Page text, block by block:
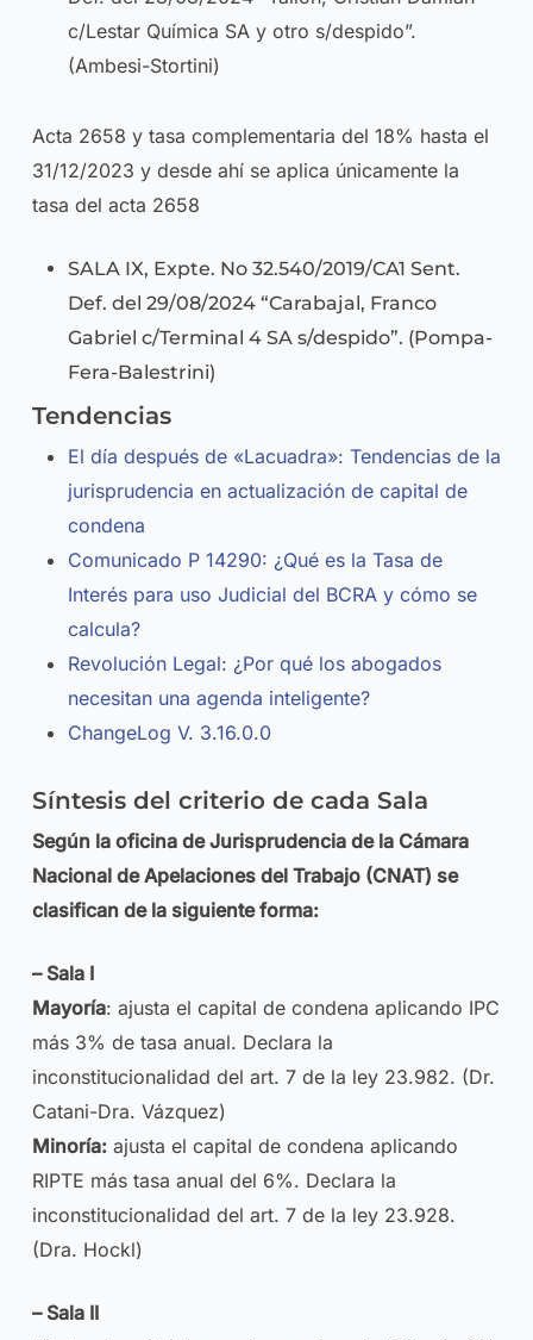
c/Lestar Química SA y otro s/despido”.
(Ambesi-Stortini)
Acta 2658 y tasa complementaria del 18% hasta el
31/12/2023 y desde ahí se aplica únicamente la
tasa del acta 2658
SALA IX, Expte. No 32.540/2019/CA1 Sent.
Def. del 29/08/2024 “Carabajal, Franco
Gabriel c/Terminal 4 SA s/despido”. (Pompa-
Fera-Balestrini)
Tendencias
El día después de «Lacuadra»: Tendencias de la
jurisprudencia en actualización de capital de
condena
Comunicado P 14290: ¿Qué es la Tasa de
Interés para uso Judicial del BCRA y cómo se
calcula?
Revolución Legal: ¿Por qué los abogados
necesitan una agenda inteligente?
ChangeLog V. 3.16.0.0
Síntesis del criterio de cada Sala
Según la oficina de Jurisprudencia de la Cámara
Nacional de Apelaciones del Trabajo (CNAT) se
clasifican de la siguiente forma:
– Sala I
Mayoría: ajusta el capital de condena aplicando IPC
más 3% de tasa anual. Declara la
inconstitucionalidad del art. 7 de la ley 23.982. (Dr.
Catani-Dra. Vázquez)
Minoría:ajusta el capital de condena aplicando
RIPTE más tasa anual del 6%. Declara la
inconstitucionalidad del art. 7 de la ley 23.928.
(Dra. Hockl)
– Sala II